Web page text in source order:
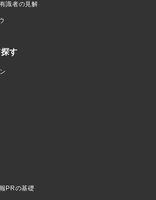
識者の見解
す
PRの基礎